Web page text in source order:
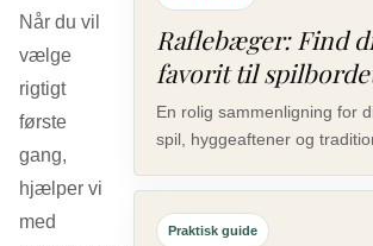
Når du vil
vælge
rigtigt
første
gang,
hjælper vi
med
Raflebæger: Find
favorit til
En rolig sammenligning for
spil, hyggeaftener og
Praktisk guide